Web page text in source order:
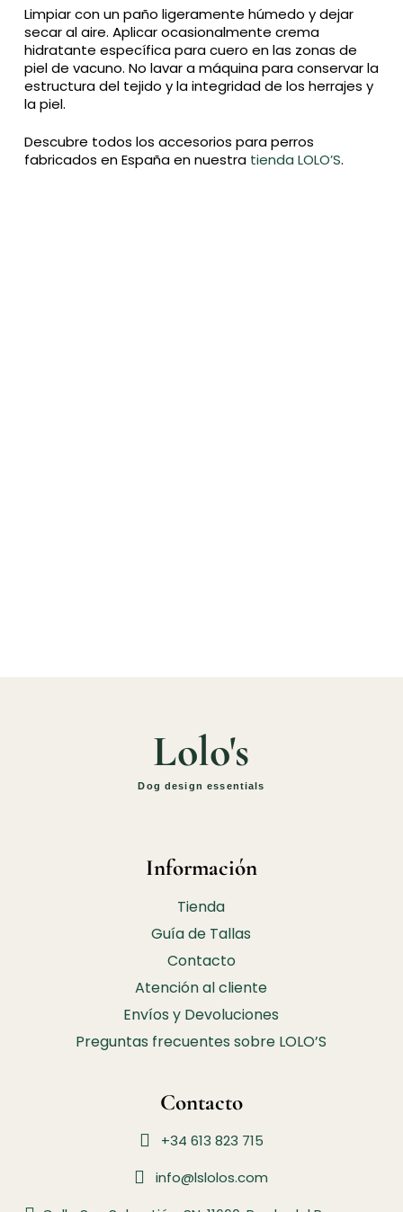
Limpiar con un paño ligeramente húmedo y dejar
secar al aire. Aplicar ocasionalmente crema
hidratante específica para cuero en las zonas de
piel de vacuno. No lavar a máquina para conservar la
estructura del tejido y la integridad de los herrajes y
la piel.
Descubre todos los accesorios para perros
fabricados en España en nuestra tienda LOLO’S.
Lolo's
Dog design essentials
Información
Tienda
Guía de Tallas
Contacto
Atención al cliente
Envíos y Devoluciones
Preguntas frecuentes sobre LOLO’S
Contacto
+34 613 823 715
info@lslolos.com